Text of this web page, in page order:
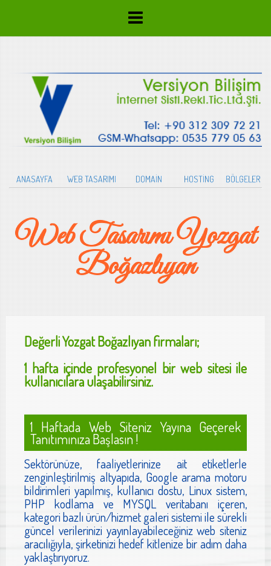
ANASAYFA WEB TASARIMI DOMAİN HOSTİNG BÖLGELER
Web Tasarımı Yozgat
Boğazlıyan
DeğerliYozgat Boğazlıyanfirmaları;
1 hafta içinde profesyonel bir web sitesi ile
kullanıcılara ulaşabilirsiniz.
1 Haftada Web Siteniz Yayına Geçerek
Tanıtımınıza Başlasın !
Sektörünüze, faaliyetlerinize ait etiketlerle
zenginleştirilmiş altyapıda, Google arama motoru
bildirimleri yapılmış, kullanıcı dostu, Linux sistem,
PHP kodlama ve MYSQL veritabanı içeren,
kategori bazlı ürün/hizmet galeri sistemi ile sürekli
güncel verilerinizi yayınlayabileceğiniz web siteniz
aracılığıyla, şirketinizi hedef kitlenize bir adım daha
yaklaştırıyoruz.